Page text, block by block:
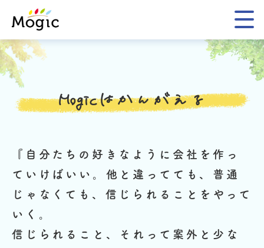
Mogic
Mogicはかんがえる
『自分たちの好きなように会社を作っ
ていけばいい。 他と違ってても、普通
じゃなくても、信じられることをやって
いく。
信じられること、それって案外と少な